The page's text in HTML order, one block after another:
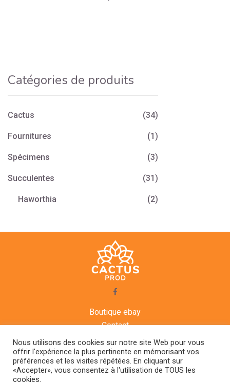
Catégories de produits
Cactus (34)
Fournitures (1)
Spécimens (3)
Succulentes (31)
Haworthia (2)
Boutique ebay
Contact
Mentions légales
Agenda
Nous utilisons des cookies sur notre site Web pour vous
offrir l'expérience la plus pertinente en mémorisant vos
préférences et les visites répétées. En cliquant sur
«Accepter», vous consentez à l'utilisation de TOUS les
cookies.